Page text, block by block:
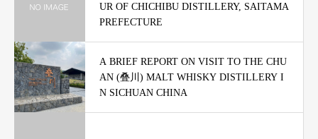
UR OF CHICHIBU DISTILLERY, SAITAMA
PREFECTURE
A BRIEF REPORT ON VISIT TO THE CHU
AN (叠川) MALT WHISKY DISTILLERY I
N SICHUAN CHINA